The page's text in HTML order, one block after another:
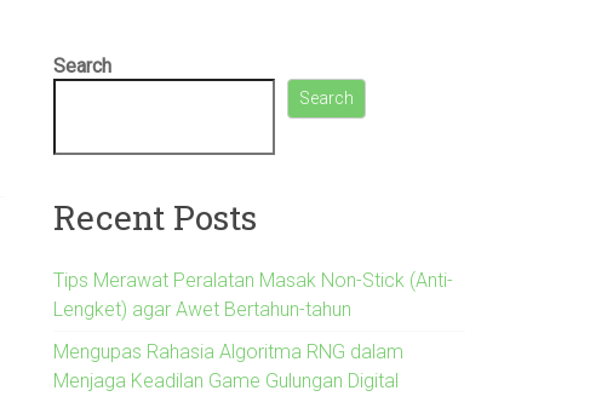
Search
Search
Recent Posts
Tips Merawat Peralatan Masak Non-Stick (Anti-
Lengket) agar Awet Bertahun-tahun
Mengupas Rahasia Algoritma RNG dalam
Menjaga Keadilan Game Gulungan Digital